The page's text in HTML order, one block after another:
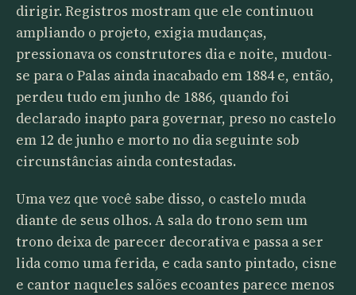
dirigir. Registros mostram que ele continuou
ampliando o projeto, exigia mudanças,
pressionava os construtores dia e noite, mudou-
se para o Palas ainda inacabado em 1884 e, então,
perdeu tudo em junho de 1886, quando foi
declarado inapto para governar, preso no castelo
em 12 de junho e morto no dia seguinte sob
circunstâncias ainda contestadas.
Uma vez que você sabe disso, o castelo muda
diante de seus olhos. A sala do trono sem um
trono deixa de parecer decorativa e passa a ser
lida como uma ferida, e cada santo pintado, cisne
e cantor naqueles salões ecoantes parece menos